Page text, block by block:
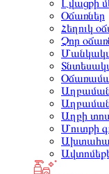
Լվացքի
Օճառներ
Հեղուկ
Չոր
Աղբի
Մուտքի